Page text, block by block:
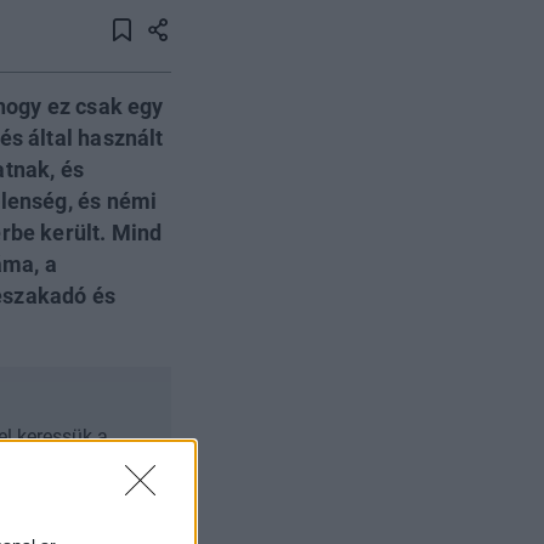
ez csak egy
által használt
és
és némi
került. Mind
a
és
keressük a
kik lehetnek a
kriptopiacokon,